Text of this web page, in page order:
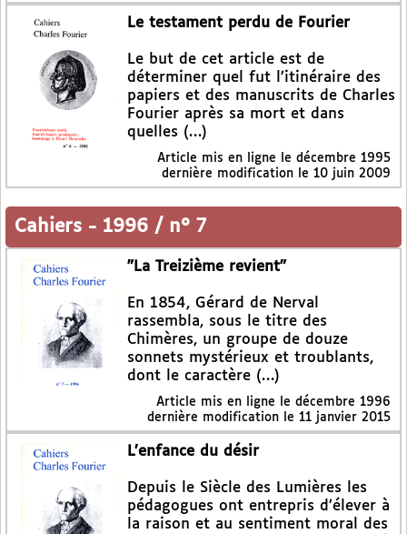
Le testament perdu de Fourier
Le but de cet article est de
déterminer quel fut l’itinéraire des
papiers et des manuscrits de Charles
Fourier après sa mort et dans
quelles (…)
Article mis en ligne le décembre 1995
dernière modification le 10 juin 2009
Cahiers - 1996 / n° 7
"La Treizième revient"
En 1854, Gérard de Nerval
rassembla, sous le titre des
Chimères, un groupe de douze
sonnets mystérieux et troublants,
dont le caractère (…)
Article mis en ligne le décembre 1996
dernière modification le 11 janvier 2015
L’enfance du désir
Depuis le Siècle des Lumières les
pédagogues ont entrepris d’élever à
la raison et au sentiment moral des